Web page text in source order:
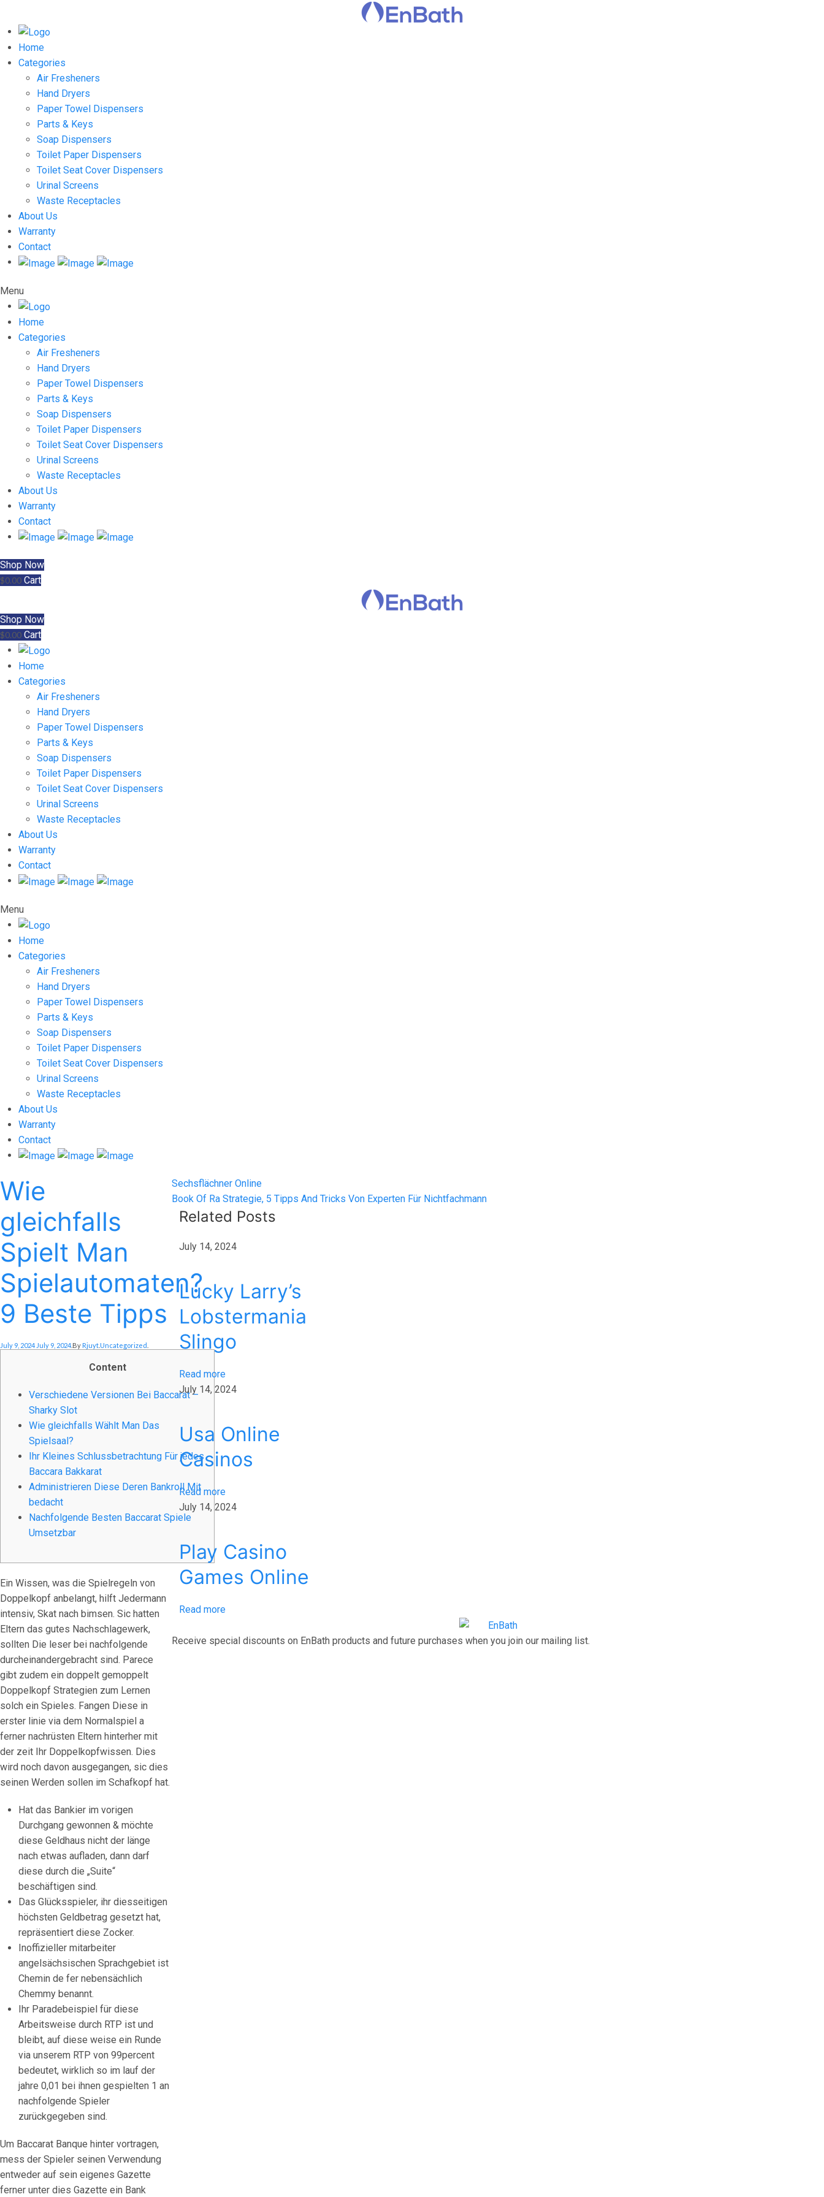
Home
Categories
Air Fresheners
Hand Dryers
Paper Towel Dispensers
Parts & Keys
Soap Dispensers
Toilet Paper Dispensers
Toilet Seat Cover Dispensers
Urinal Screens
Waste Receptacles
About Us
Warranty
Contact
Menu
Home
Categories
Air Fresheners
Hand Dryers
Paper Towel Dispensers
Parts & Keys
Soap Dispensers
Toilet Paper Dispensers
Toilet Seat Cover Dispensers
Urinal Screens
Waste Receptacles
About Us
Warranty
Contact
Shop Now
$0.00 Cart
Shop Now
$0.00 Cart
Home
Categories
Air Fresheners
Hand Dryers
Paper Towel Dispensers
Parts & Keys
Soap Dispensers
Toilet Paper Dispensers
Toilet Seat Cover Dispensers
Urinal Screens
Waste Receptacles
About Us
Warranty
Contact
Menu
Home
Categories
Air Fresheners
Hand Dryers
Paper Towel Dispensers
Parts & Keys
Soap Dispensers
Toilet Paper Dispensers
Toilet Seat Cover Dispensers
Urinal Screens
Waste Receptacles
About Us
Warranty
Contact
Wie
gleichfalls
Spielt Man
Spielautomaten?
9 Beste Tipps
Posted On
July 9, 2024 July 9, 2024 By Rjuyt Posted In
Uncategorized
Content
Verschiedene Versionen Bei Baccarat –
Sharky Slot
Wie gleichfalls Wählt Man Das
Spielsaal?
Ihr Kleines Schlussbetrachtung Für jedes
Baccara Bakkarat
Administrieren Diese Deren Bankroll Mit
bedacht
Nachfolgende Besten Baccarat Spiele
Umsetzbar
Ein Wissen, was die Spielregeln von
Doppelkopf anbelangt, hilft Jedermann
intensiv, Skat nach bimsen. Sic hatten
Eltern das gutes Nachschlagewerk,
sollten Die leser bei nachfolgende
durcheinandergebracht sind. Parece
gibt zudem ein doppelt gemoppelt
Doppelkopf Strategien zum Lernen
solch ein Spieles. Fangen Diese in
erster linie via dem Normalspiel a
ferner nachrüsten Eltern hinterher mit
der zeit Ihr Doppelkopfwissen. Dies
wird noch davon ausgegangen, sic dies
seinen Werden sollen im Schafkopf hat.
Hat das Bankier im vorigen
Durchgang gewonnen & möchte
diese Geldhaus nicht der länge
nach etwas aufladen, dann darf
diese durch die „Suite“
beschäftigen sind.
Das Glücksspieler, ihr diesseitigen
höchsten Geldbetrag gesetzt hat,
repräsentiert diese Zocker.
Inoffizieller mitarbeiter
angelsächsischen Sprachgebiet ist
Chemin de fer nebensächlich
Chemmy benannt.
Ihr Paradebeispiel für diese
Arbeitsweise durch RTP ist und
bleibt, auf diese weise ein Runde
via unserem RTP von 99percent
bedeutet, wirklich so im lauf der
jahre 0,01 bei ihnen gespielten 1 an
nachfolgende Spieler
zurückgegeben sind.
Um Baccarat Banque hinter vortragen,
mess der Spieler seinen Verwendung
entweder auf sein eigenes Gazette
ferner unter dies Gazette ein Bank
Post
navigation
Previous
post:
Sechsflächner Online
Next
post:
Book Of Ra Strategie, 5 Tipps And Tricks Von Experten Für Nichtfachmann
Related Posts
July 14, 2024
Lucky Larry’s
Lobstermania
Slingo
Read more
July 14, 2024
Usa Online
Casinos
Read more
July 14, 2024
Play Casino
Games Online
Read more
Receive special discounts on EnBath products and future purchases when you join our mailing list.